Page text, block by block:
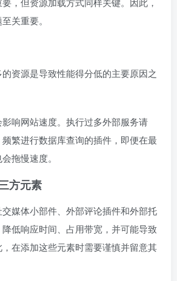
关重要。
资源是导致性能得分低的主要原因之
影响网站速度。执行过多外部服务请
繁进行数据库查询的插件，即便在最
拖慢速度。
方元素
媒体小部件、外部评论插件和外部托
低响应时间、占用带宽，并可能导致
在添加这些元素时需要谨慎并留意其